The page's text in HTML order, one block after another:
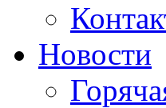
Новости